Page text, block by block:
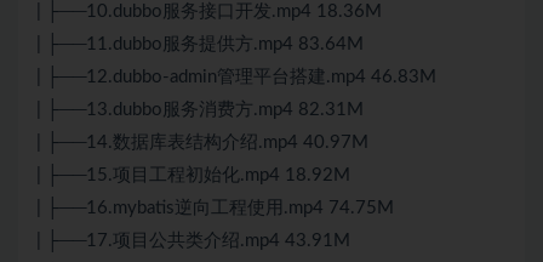
| ├──10.dubbo服务接口开发.mp4 18.36M
| ├──11.dubbo服务提供方.mp4 83.64M
| ├──12.dubbo-admin管理平台搭建.mp4 46.83M
| ├──13.dubbo服务消费方.mp4 82.31M
| ├──14.数据库表结构介绍.mp4 40.97M
| ├──15.项目工程初始化.mp4 18.92M
| ├──16.mybatis逆向工程使用.mp4 74.75M
| ├──17.项目公共类介绍.mp4 43.91M